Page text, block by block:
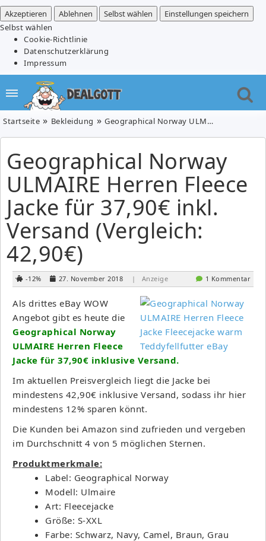
Akzeptieren
Ablehnen Selbst wählen
Einstellungen speichern
Selbst wählen
Cookie-Richtlinie
Datenschutzerklärung
Impressum
Startseite Bekleidung Geographical Norway ULMAIRE Herren Fleece Jacke für 37,90€ inkl. Versand (Vergleich: 42,90€)
Geographical Norway
ULMAIRE Herren Fleece
Jacke für 37,90€ inkl.
Versand (Vergleich:
42,90€)
-12% 27. November 2018 | Anzeige 1 Kommentar
Als drittes eBay WOW
Angebot gibt es heute die
Geographical Norway
ULMAIRE Herren Fleece
Jacke für 37,90€ inklusive Versand.
Im aktuellen Preisvergleich liegt die Jacke bei
mindestens 42,90€ inklusive Versand, sodass ihr hier
mindestens 12% sparen könnt.
Die Kunden bei Amazon sind zufrieden und vergeben
im Durchschnitt 4 von 5 möglichen Sternen.
Produktmerkmale:
Label: Geographical Norway
Modell: Ulmaire
Art: Fleecejacke
Größe: S-XXL
Farbe: Schwarz, Navy, Camel, Braun, Grau